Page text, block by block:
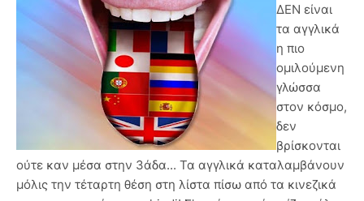
ΔΕΝ είναι
τα αγγλικά
η πιο
ομιλούμενη
γλώσσα
στον κόσμο,
δεν
βρίσκονται
ούτε καν μέσα στην 3άδα... Τα αγγλικά καταλαμβάνουν
μόλις την τέταρτη θέση στη λίστα πίσω από τα κινεζικά